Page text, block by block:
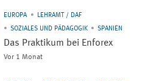
EUROPA
LEHRAMT / DAF
SOZIALES UND PÄDAGOGIK
SPANIEN
Das Praktikum bei Enforex
Vor 1 Monat